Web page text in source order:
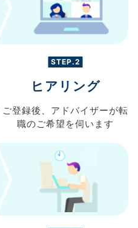
STEP.2
ヒアリング
ご登録後、 アドバイザーが転
職のご希望を伺います